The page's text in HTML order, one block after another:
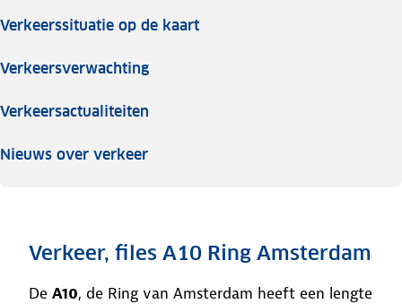
Verkeerssituatie op de kaart
Verkeersverwachting
Verkeersactualiteiten
Nieuws over verkeer
Verkeer, files A10 Ring Amsterdam
De A10, de Ring van Amsterdam heeft een lengte